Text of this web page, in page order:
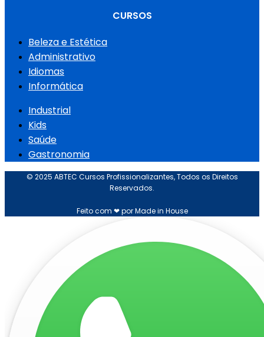
CURSOS
Beleza e Estética
Administrativo
Idiomas
Informática
Industrial
Kids
Saúde
Gastronomia
© 2025 ABTEC Cursos Profissionalizantes, Todos os Direitos
Reservados.
Feito com ❤ por Made in House